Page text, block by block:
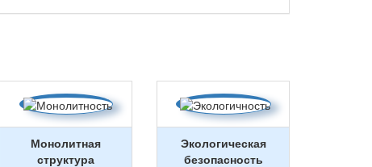
Монолитная
структура
Экологическая
безопасность